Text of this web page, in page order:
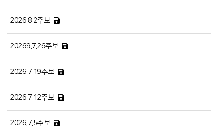
2026.8.2주보
20269.7.26주보
2026.7.19주보
2026.7.12주보
2026.7.5주보